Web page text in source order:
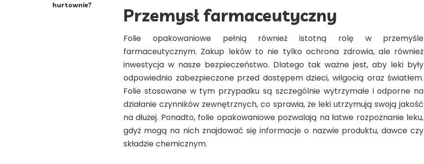
hurtownie?
Przemysł farmaceutyczny
Folie opakowaniowe pełnią również istotną rolę w przemyśle
farmaceutycznym. Zakup leków to nie tylko ochrona zdrowia, ale również
inwestycja w nasze bezpieczeństwo. Dlatego tak ważne jest, aby leki były
odpowiednio zabezpieczone przed dostępem dzieci, wilgocią oraz światłem.
Folie stosowane w tym przypadku są szczególnie wytrzymałe i odporne na
działanie czynników zewnętrznych, co sprawia, że leki utrzymują swoją jakość
na dłużej. Ponadto, folie opakowaniowe pozwalają na łatwe rozpoznanie leku,
gdyż mogą na nich znajdować się informacje o nazwie produktu, dawce czy
składzie chemicznym.